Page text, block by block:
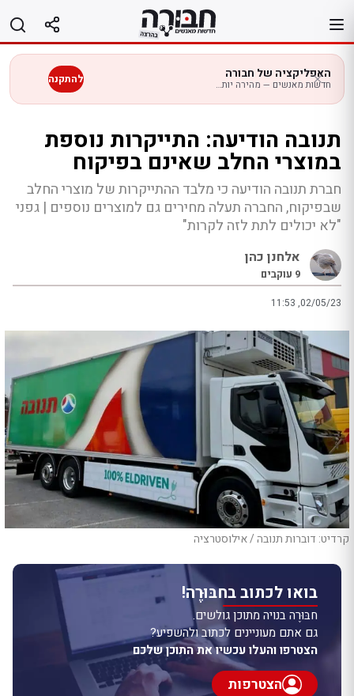
לתוכן
האפליקציה של חבורה
חדשות מאנשים — מהירה יותר בנייד להתקנה
תנובה הודיעה: התייקרות נוספת
במוצרי החלב שאינם בפיקוח
חברת תנובה הודיעה כי מלבד ההתייקרות של מוצרי החלב
שבפיקוח, החברה תעלה מחירים גם למוצרים נוספים | גפני
"לא יכולים לתת לזה לקרות"
אלחנן כהן
9 עוקבים
11:53 ,02/05/23
קרדיט: דוברות תנובה / אילוסטרציה
בואו לכתוב בחבּוּרֶה!
חבּוּרֶה בנויה מתוכן גולשים.
גם אתם מעוניינים לכתוב ולהשפיע?
הצטרפו והעלו עכשיו את התוכן שלכם
הצטרפות